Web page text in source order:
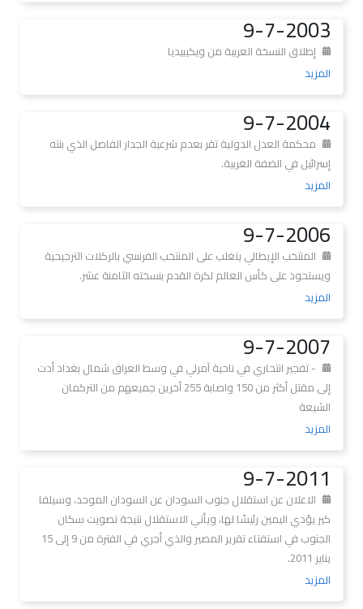
9-7-2003
إطلاق النسخة العربية من ويكيبيديا
المزيد
9-7-2004
محكمة العدل الدولية تقر بعدم شرعية الجدار الفاصل الذي بنته
إسرائيل في الضفة الغربية.
المزيد
9-7-2006
المنتخب الإيطالي يتغلب على المنتخب الفرنسي بالركلات الترجيحية
ويستحوذ على كأس العالم لكرة القدم بنسخته الثامنة عشر.
المزيد
9-7-2007
- تفجير انتحاري في ناحية آمرلي في وسط العراق شمال بغداد أدت
إلى مقتل أكثر من 150 واصابة 255 أخرين جميعهم من التركمان
الشيعة
المزيد
9-7-2011
الاعلان عن استقلال جنوب السودان عن السودان الموحد، وسيلفا
كير يؤدي اليمين رئيسًا لها، ويأتي الاستقلال نتيجة تصويت سكان
الجنوب في استفتاء تقرير المصير والذي أجري في الفترة من 9 إلى 15
يناير 2011.
المزيد